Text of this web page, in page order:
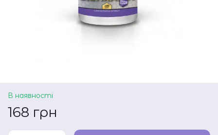
В наявності
168 грн